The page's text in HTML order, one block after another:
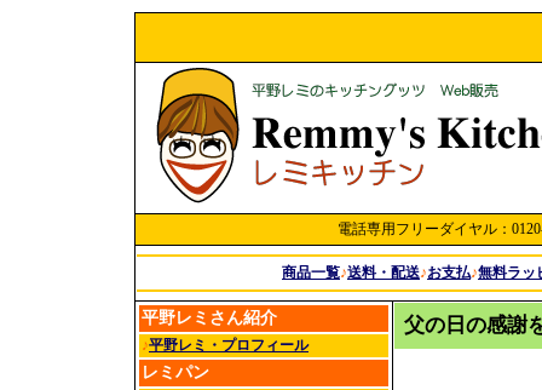
電話専用フリーダイヤル：
商品一覧♪送料・配送♪お支払♪無料ラッ
平野レミさん紹介
♪平野レミ・プロフィール
レミパン
父の日の感謝